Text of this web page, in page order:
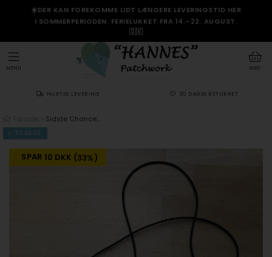
☀️DER KAN FOREKOMME LIDT LÆNGERE LEVERINGSTID HER
I SOMMERPERIODEN. FERIELUKKET FRA 14.–22. AUGUST.
🇩🇰
KURV
MENU
HURTIG LEVERING 30 DAGES RETURRET
Sidste Chance...
TILBAGE
SPAR 10 DKK (33%)